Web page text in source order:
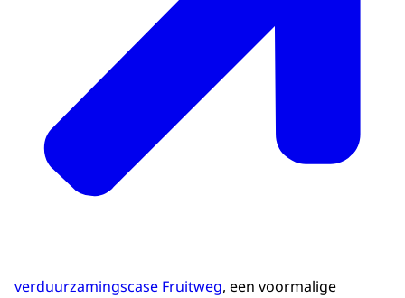
verduurzamingscase Fruitweg, een voormalige